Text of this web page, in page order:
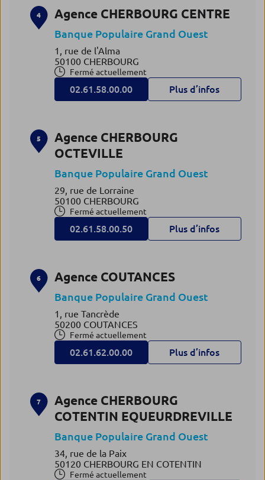
4 Agence CHERBOURG CENTRE
Banque Populaire Grand Ouest
1, rue de l'Alma
50100 CHERBOURG
Fermé actuellement
02.61.58.00.00 Plus d’infos
5
Agence CHERBOURG
OCTEVILLE
Banque Populaire Grand Ouest
29, rue de Lorraine
50100 CHERBOURG
Fermé actuellement
02.61.58.00.50 Plus d’infos
6 Agence COUTANCES
Banque Populaire Grand Ouest
1, rue Tancrède
50200 COUTANCES
Fermé actuellement
02.61.62.00.00 Plus d’infos
7
Agence CHERBOURG
COTENTIN EQUEURDREVILLE
Banque Populaire Grand Ouest
34, rue de la Paix
50120 CHERBOURG EN COTENTIN
Fermé actuellement